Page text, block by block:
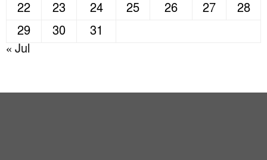
22
23 24 25 26 27
28
29
30
31
« Jul